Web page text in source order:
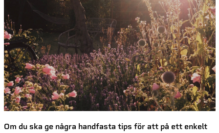
Om du ska ge några handfasta tips för att på ett enkelt